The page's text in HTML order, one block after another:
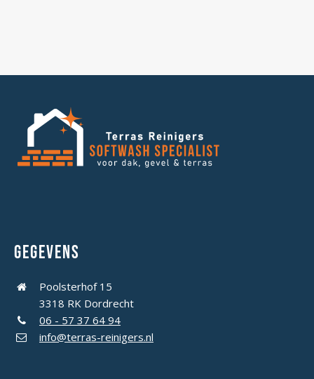
Gegevens
Poolsterhof 15
3318 RK Dordrecht
06 - 57 37 64 94
info@terras-reinigers.nl